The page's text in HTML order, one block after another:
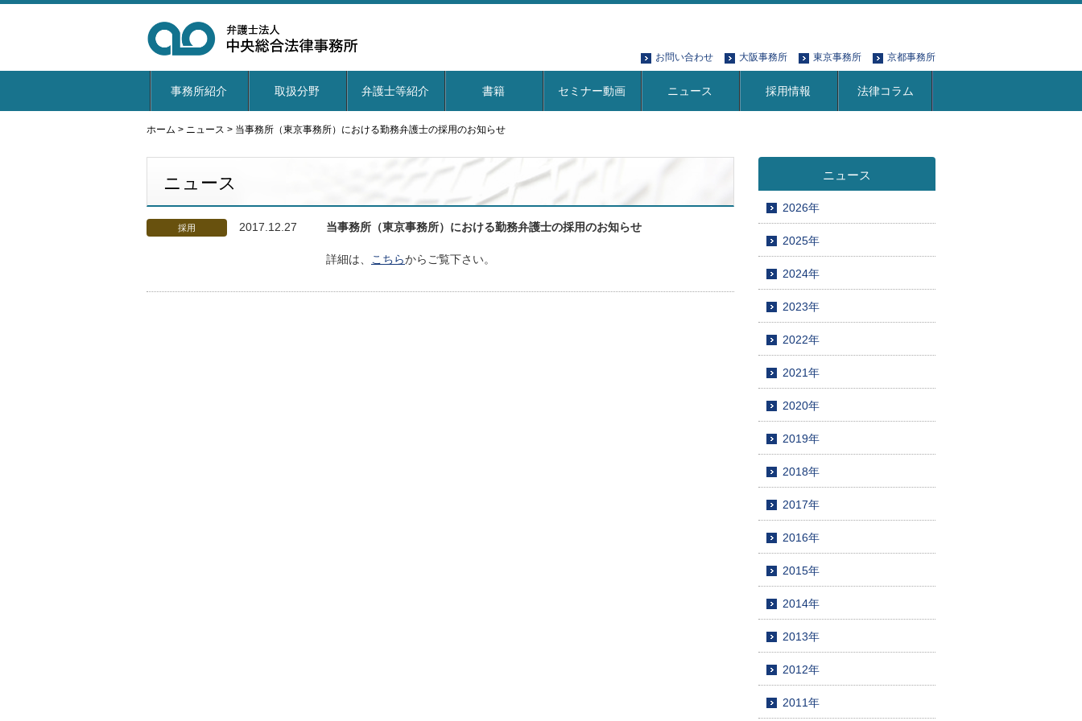
お問い合わせ 大阪事務所 東京事務所 京都事務所
事務所紹介 取扱分野 弁護士等紹介 書籍 セミナー動画 ニュース 採用情報 法律コラム
ホーム > ニュース > 当事務所（東京事務所）における勤務弁護士の採用のお知らせ
ニュース
採用 2017.12.27 当事務所（東京事務所）における勤務弁護士の採用のお知らせ
詳細は、 こちらからご覧下さい。
ニュース
2026年
2025年
2024年
2023年
2022年
2021年
2020年
2019年
2018年
2017年
2016年
2015年
2014年
2013年
2012年
2011年